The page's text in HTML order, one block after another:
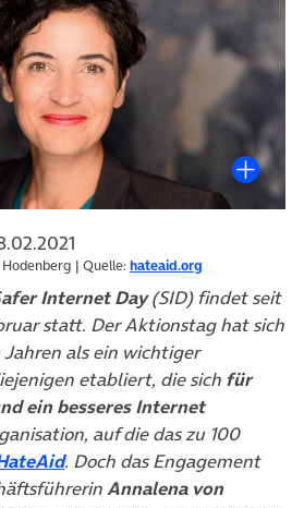
| Quelle: hateaid.org
Internet Day(SID) findet seit
statt. Der Aktionstag hat sich
als ein wichtiger
etabliert, die sich für
ein besseres Internet
auf die das zu 100
(öffnet in neuem Tab)
. Doch das Engagement
Annalena von